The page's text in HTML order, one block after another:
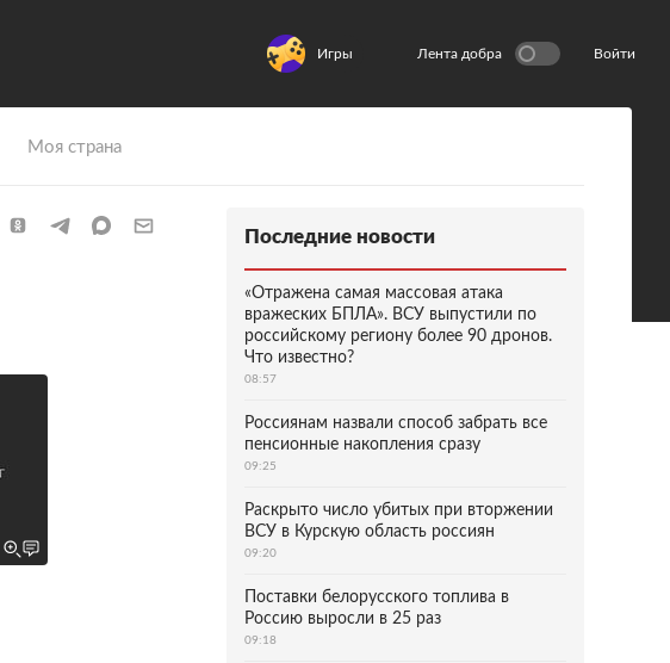
Игры Лента добра Войти
Моя страна
Последние новости
«Отражена самая массовая атака
вражеских БПЛА». ВСУ выпустили по
российскому региону более 90 дронов.
Что известно?
08:57
Россиянам назвали способ забрать все
пенсионные накопления сразу
09:25
Раскрыто число убитых при вторжении
ВСУ в Курскую область россиян
09:20
Поставки белорусского топлива в
Россию выросли в 25 раз
09:18